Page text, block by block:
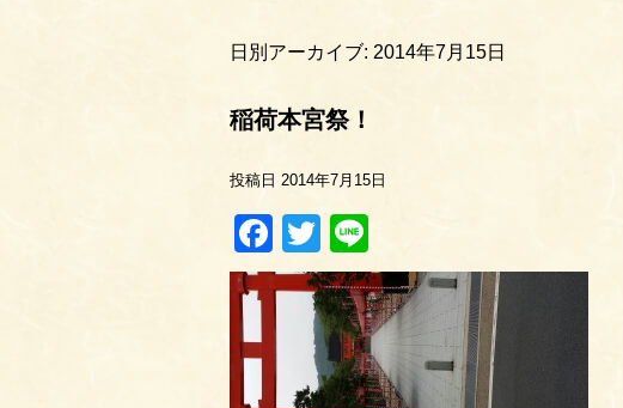
日別アーカイブ: 2014年7月15日
稲荷本宮祭！
投稿日 2014年7月15日
Facebook
Twitter